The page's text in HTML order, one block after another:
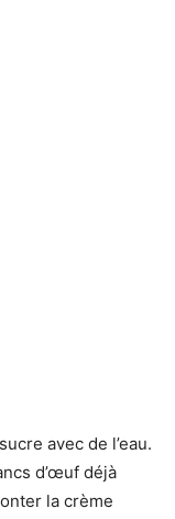
avec de l’eau.
d’œuf déjà
la crème